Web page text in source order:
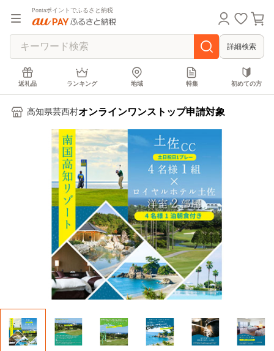
Pontaポイントでふるさと納税
詳細検索
返礼品 ランキング 地域 特集 初めての方
高知県芸西村オンラインワンストップ申請対象